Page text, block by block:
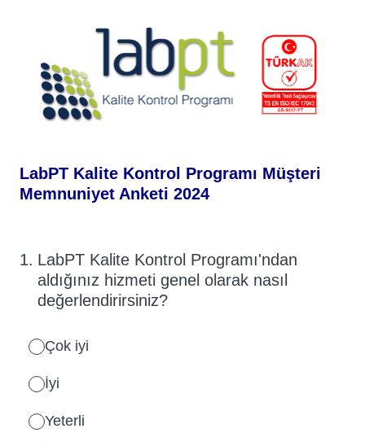
LabPT Kalite Kontrol Programı Müşteri
Memnuniyet Anketi 2024
1. LabPT Kalite Kontrol Programı'ndan
aldığınız hizmeti genel olarak nasıl
değerlendirirsiniz?
Çok iyi
İyi
Yeterli